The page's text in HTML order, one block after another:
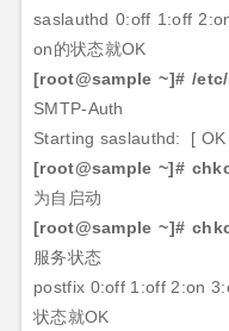
saslauthd 0:off 1:off
on的状态就OK
[root@sample ~]# /
SMTP-Auth
Starting saslauthd:
[ OK
[root@sample ~]#
为自启动
[root@sample ~]#
服务状态
postfix 0:off 1:off 2:on
状态就OK